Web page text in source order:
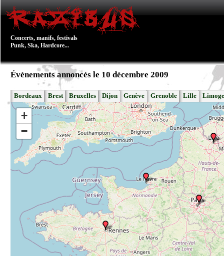
Concerts, manifs, festivals
Punk, Ska, Hardcore...
Évènements annoncés le 10 décembre 2009
Bordeaux Brest Bruxelles Dijon Genève Grenoble Lille
+
−